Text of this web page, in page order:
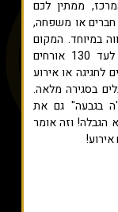
ממתין לכם
חברים או משפחה,
במיוחד. המקום
רחב הידיים מאפשר לקיים אירועים קטנים לעד 130 אורחים
המסעדה; לעד 120 מוזמנים לחגיגה או אירוע
או במרפסת, או לעד 250 מבלים בסגירה מלאה.
בגבעה" גם את
הגבלה! וזה אומר